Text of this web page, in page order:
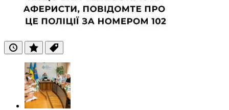
ОстанніПопулярні
Теги